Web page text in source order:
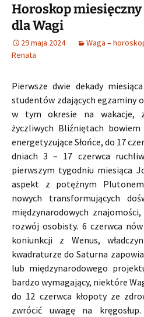
Horoskop
dla Wagi
29 maja 2024 Waga –
Renata
Pierwsze dwie dekady
studentów zdających egzaminy
w tym okresie na wakacje,
życzliwych Bliźniętach
energetyzujące Słońce, do 17
dniach 3 – 17 czerwca
pierwszym tygodniu miesiąca
aspekt z potężnym
nowych transformujących
międzynarodowych
rozwój osobisty. 6 czerwca
koniunkcji z Wenus,
kwadraturze do Saturna
lub międzynarodowego
bardzo wymagający, niektóre
do 12 czerwca kłopoty ze
zwrócić uwagę na